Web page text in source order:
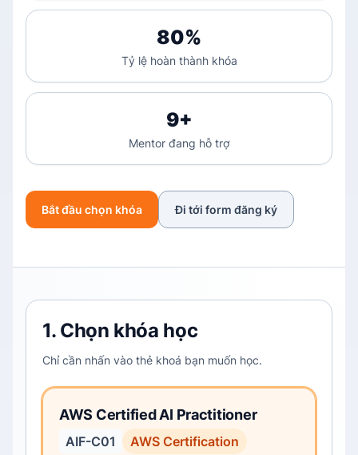
80%
Tỷ lệ hoàn thành khóa
9+
Mentor đang hỗ trợ
Bắt đầu chọn khóa Đi tới form đăng ký
1. Chọn khóa học
Chỉ cần nhấn vào thẻ khoá bạn muốn học.
AWS Certified AI Practitioner
AIF-C01 AWS Certification